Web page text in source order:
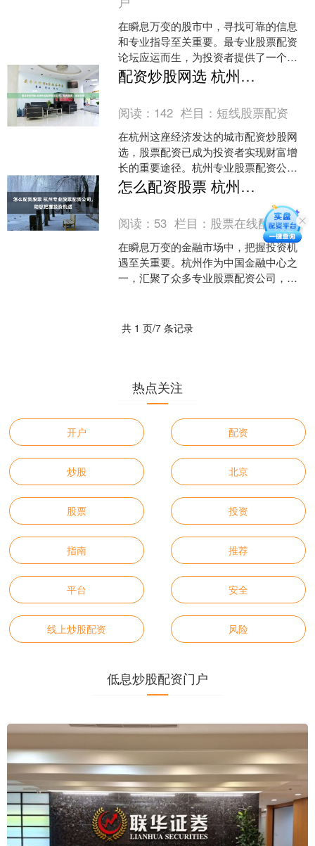
在瞬息万变的股市中，寻找可靠的信息
和专业指导至关重要。最专业股票配资
论坛应运而生，为投资者提供了一个交
流、学习和提升投资技能的平台。 * **安
全可靠：**选择....
配资炒股网选 杭州专业股票配资公司，助力投资，成就财富
阅读： 142 栏目： 短线股票配资
在杭州这座经济发达的城市配资炒股网
选，股票配资已成为投资者实现财富增
长的重要途径。杭州专业股票配资公司
应运而生，为投资者提供资金杠杆，助
力其把握市场机遇。 * ....
怎么配资股票 杭州专业股票配资公司，助您把握投资机遇
阅读： 53 栏目： 股票在线配资
在瞬息万变的金融市场中，把握投资机
遇至关重要。杭州作为中国金融中心之
一，汇聚了众多专业股票配资公司，为
共 1 页/7 条记录
热点关注
开户 配资
炒股 北京
股票 投资
指南 推荐
平台 安全
线上炒股配资 风险
低息炒股配资门户